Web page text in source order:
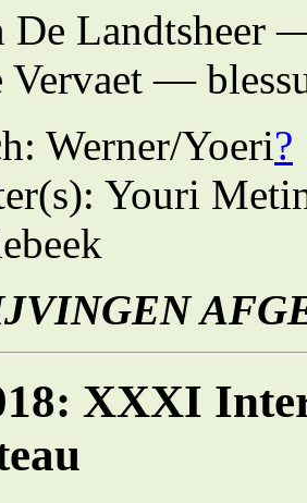
De Landtsheer
Vervaet —
Werner/Yoeri?
Youri
XXXI